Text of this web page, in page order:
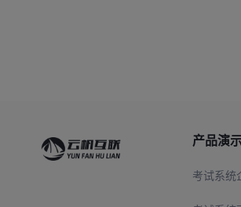
产品演
考试系统